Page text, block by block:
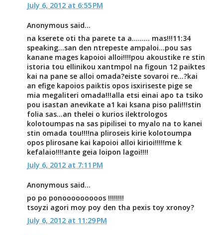
July 6, 2012 at 6:55 PM
Anonymous said...
na kserete oti tha parete ta a......... mas!!!11:34
speaking...san den ntrepeste ampaloi...pou sas
kanane mages kapoioi alloi!!!!pou akoustike re stin
istoria tou ellinikou xantmpol na figoun 12 paiktes
kai na pane se alloi omada?eiste sovaroi re...?kai
an efige kapoios paiktis opos isxiriseste pige se
mia megaliteri omada!!!alla etsi einai apo ta tsiko
pou isastan anevikate a1 kai ksana piso pali!!!stin
folia sas...an thelei o kurios ilektrologos
kolotoumpas na sas pipilisei to myalo na to kanei
stin omada tou!!!!na pliroseis kirie kolotoumpa
opos plirosane kai kapoioi alloi kirioi!!!!!me k
kefalaio!!!!ante geia loipon lagoi!!!!
July 6, 2012 at 7:11 PM
Anonymous said...
po po ponooooooooos !!!!!!!!
tsoyzi agori moy poy den tha pexis toy xronoy?
July 6, 2012 at 11:29 PM